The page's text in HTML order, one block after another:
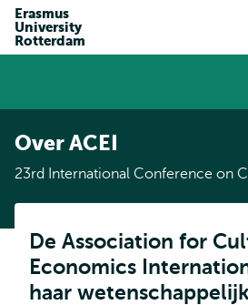
Erasmus
University
Rotterdam
Over ACEI
23rd International Conference on
De Association for
Economics
haar